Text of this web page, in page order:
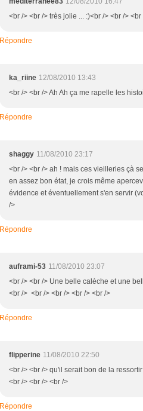
<br /> <br /> très jolie ... :)<br /> <br /> <br
Répondre
ka_riine 12/08/2010 13:43
<br /> <br /> Ah Ah ça me rapelle les
Répondre
shaggy 11/08/2010 23:17
<br /> <br /> ah ! mais ces vieilleries çà
en assez bon état, je crois même
évidence et éventuellement s'en servir
/>
Répondre
auframi-53 11/08/2010 23:07
<br /> <br /> Une belle calèche et une
<br /> <br /> <br /> <br /> <br />
Répondre
flipperine 11/08/2010 22:50
<br /> <br /> qu'il serait bon de la
<br /> <br /> <br />
Répondre